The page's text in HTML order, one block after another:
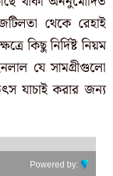
থেকে রেহাই
কিছু নির্দিষ্ট নিয়ম
যে সামগ্রীগুলো
যাচাই করার জন্য
Powered by: